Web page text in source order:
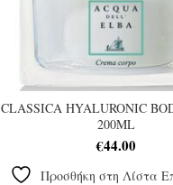
CLASSICA HYALURONIC
200ML
€44.00
Προσθήκη στη Λίστα